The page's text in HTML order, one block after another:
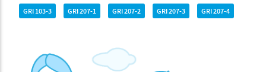
GRI 103-3 GRI 207-1 GRI 207-2 GRI 207-3 GRI 207-4